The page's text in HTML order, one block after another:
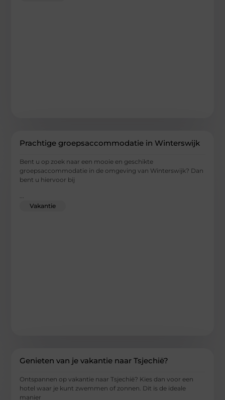
Prachtige groepsaccommodatie in Winterswijk
Bent u op zoek naar een mooie en geschikte
groepsaccommodatie in de omgeving van Winterswijk? Dan
bent u hiervoor bij
...
Vakantie
Genieten van je vakantie naar Tsjechië?
Ontspannen op vakantie naar Tsjechië? Kies dan voor een
hotel waar je kunt zwemmen of zonnen. Dit is de ideale
manier